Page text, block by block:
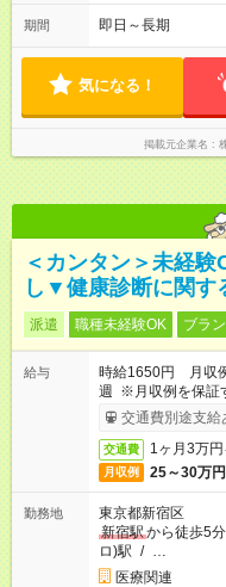
期間 即日～長期
気になる！
掲載元企業名
＜カンタン＞未経
し▼健康診断に関す
派遣 職種未経験OK ブラ
給与
時給1650円 月収
週 ※月収例を保証
ービス利用可（利
交通費別途支給
交通費 1ヶ月3万
月収例 25～30万円
勤務地
東京都新宿区
新宿駅から徒歩5分
ロ)駅 / …
医療関連